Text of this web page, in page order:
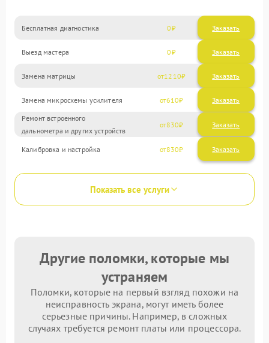
Бесплатная диагностика 0 Заказать
Выезд мастера 0 Заказать
Замена матрицы 1210
Замена микросхемы усилителя 610
Ремонт встроенного
дальнометра и других устройств
830
Калибровка и настройка 830
Показать все услуги
Другие поломки, которые мы
устраняем
Поломки, которые на первый взгляд похожи на
неисправность экрана, могут иметь более
серьезные причины. Например, в сложных
случаях требуется ремонт платы или процессора.